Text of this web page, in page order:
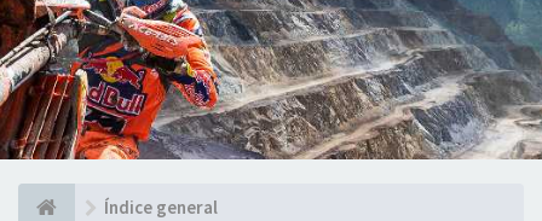
Índice general